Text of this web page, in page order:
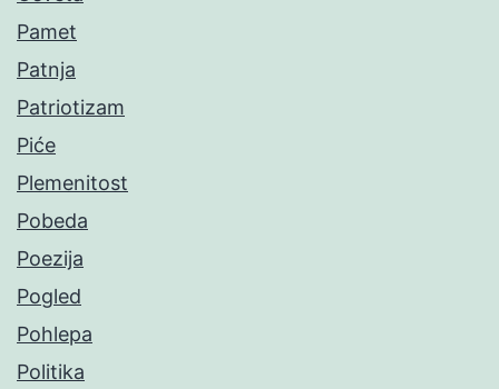
Pamet
Patnja
Patriotizam
Piće
Plemenitost
Pobeda
Poezija
Pogled
Pohlepa
Politika